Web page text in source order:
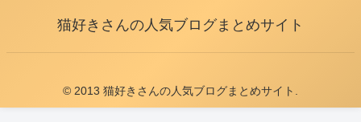
猫好きさんの人気ブログまとめサイト
© 2013 猫好きさんの人気ブログまとめサイト.